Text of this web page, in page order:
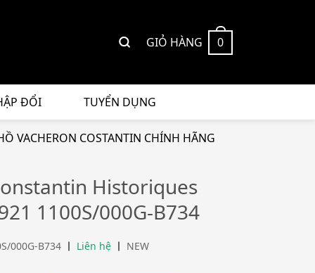
GIỎ HÀNG 0
ĐỔI TUYỂN DỤNG
VACHERON COSTANTIN CHÍNH HÃNG
Historiques
1100S/000G-B734
000G-B734 Liên hệ NEW